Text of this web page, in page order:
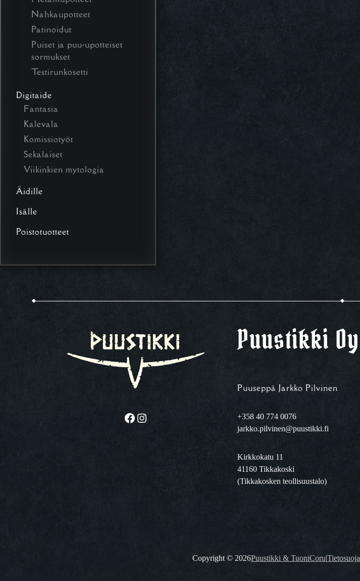
Nahkaupotteet
Patinoidut
Puiset ja puu-upotteiset
sormukset
Testirunkosetti
Digitaide
Fantasia
Kalevala
Komissiotyöt
Sekalaiset
Viikinkien mytologia
Äidille
Isälle
Poistotuotteet
Facebook Instagram
Puustikki Oy
Puuseppä Jarkko Pilvinen
+358 40 774 0076
jarkko.pilvinen@puustikki.fi
Kirkkokatu 11
41160 Tikkakoski
(Tikkakosken teollisuustalo)
Copyright © 2026Puustikki & TuoniCoru|Tietosuoja